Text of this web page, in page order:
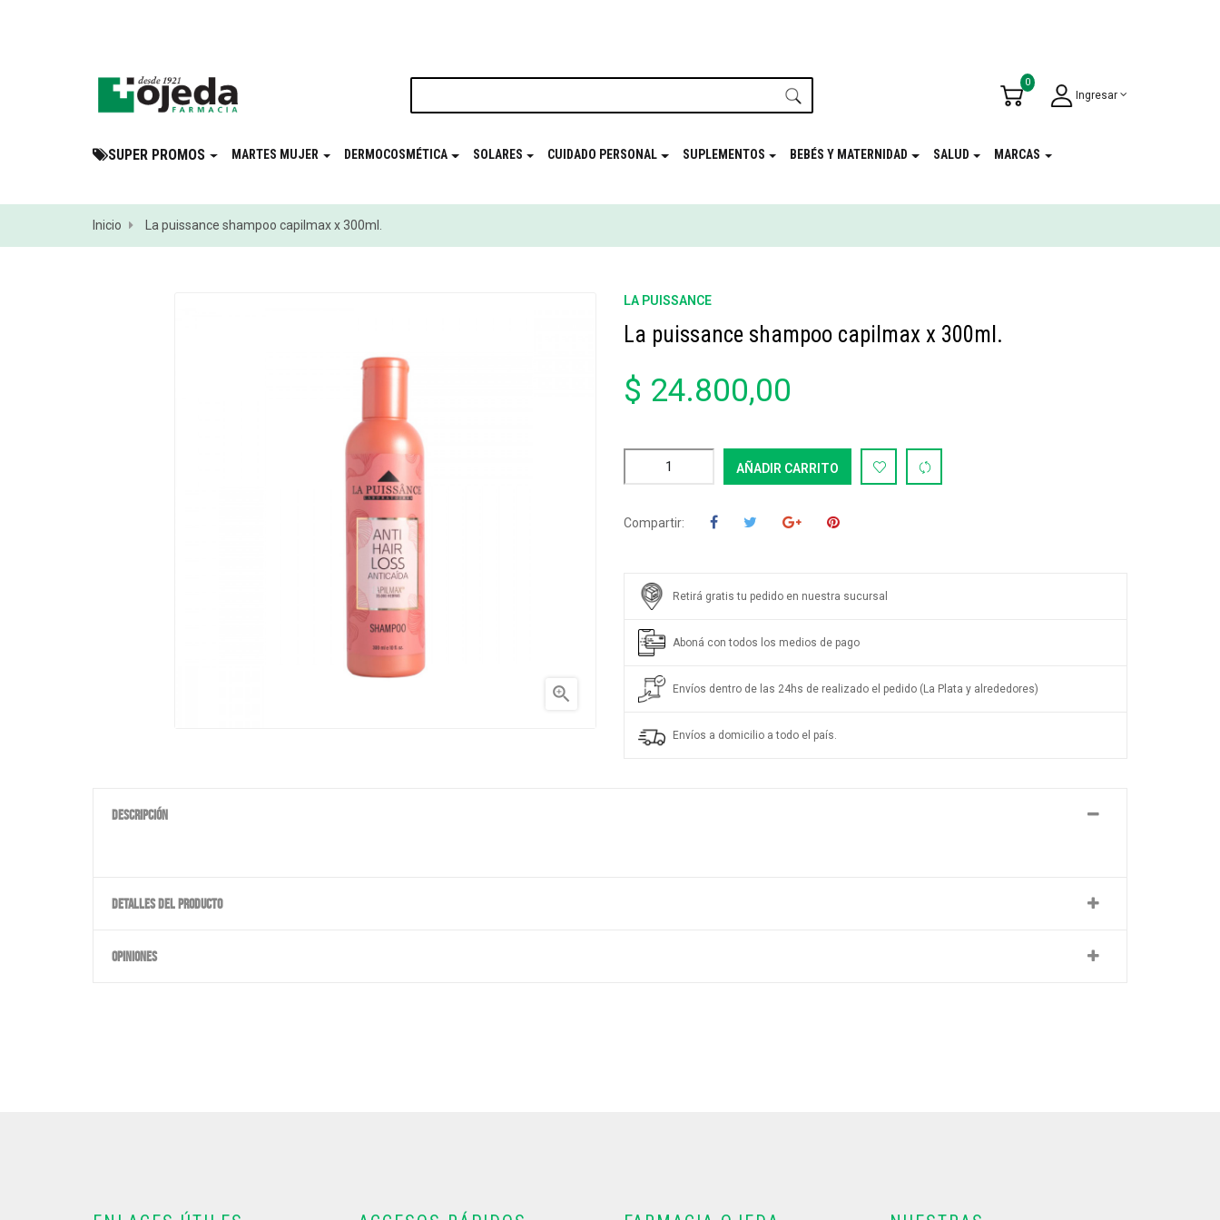
Ingresar
0
SUPER PROMOS MARTES MUJER DERMOCOSMÉTICA SOLARES CUIDADO PERSONAL SUPLEMENTOS BEBÉS Y MATERNIDAD SALUD MARCAS
Inicio La puissance shampoo capilmax x 300ml.

LA PUISSANCE
La puissance shampoo capilmax x 300ml.
$ 24.800,00
AÑADIR CARRITO
Compartir:
Retirá gratis tu pedido en nuestra sucursal
Aboná con todos los medios de pago
Envíos dentro de las 24hs de realizado el pedido (La Plata y alrededores)
Envíos a domicilio a todo el país.
DESCRIPCIÓN
DETALLES DEL PRODUCTO
OPINIONES